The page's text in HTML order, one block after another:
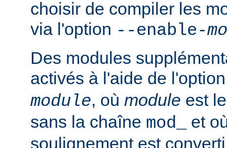
choisir de compiler les
via l'option --enable-
Des modules
activés à l'aide de
module, où module est
sans la chaîne mod_
et
soulignement est